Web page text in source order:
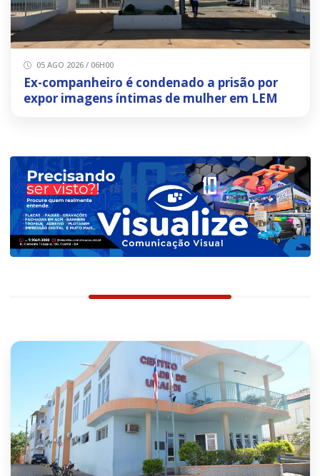
05 AGO 2026 / 06H00
Ex-companheiro é condenado a prisão por
expor imagens íntimas de mulher em LEM